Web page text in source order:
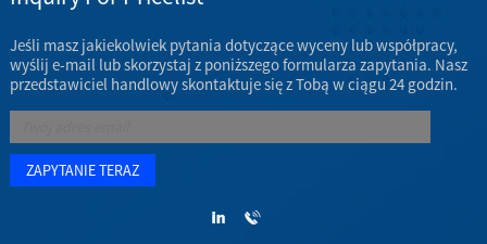
Jeśli masz jakiekolwiek pytania dotyczące wyceny lub współpracy,
wyślij e-mail lub skorzystaj z poniższego formularza zapytania. Nasz
przedstawiciel handlowy skontaktuje się z Tobą w ciągu 24 godzin.